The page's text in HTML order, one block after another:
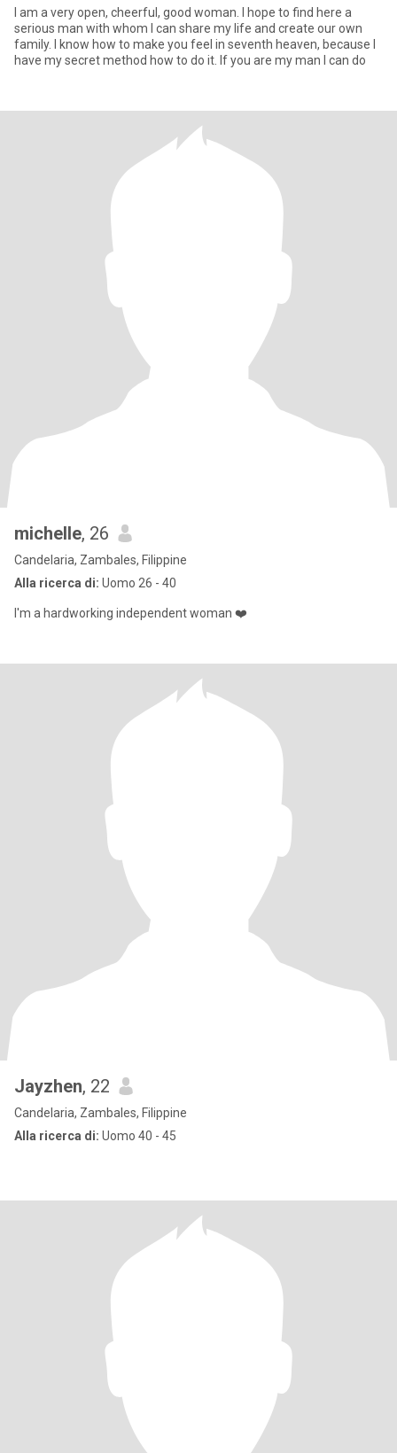
I am a very open, cheerful, good woman. I hope to find here a
serious man with whom I can share my life and create our own
family. I know how to make you feel in seventh heaven, because I
have my secret method how to do it. If you are my man I can do
michelle, 26
Candelaria, Zambales, Filippine
Alla ricerca di: Uomo 26 - 40
I'm a hardworking independent woman ❤️
Jayzhen, 22
Candelaria, Zambales, Filippine
Alla ricerca di: Uomo 40 - 45